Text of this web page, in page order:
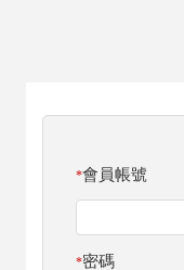
*會員帳號
*密碼